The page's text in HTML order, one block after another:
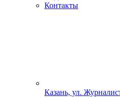
Контакты
Казань, ул.